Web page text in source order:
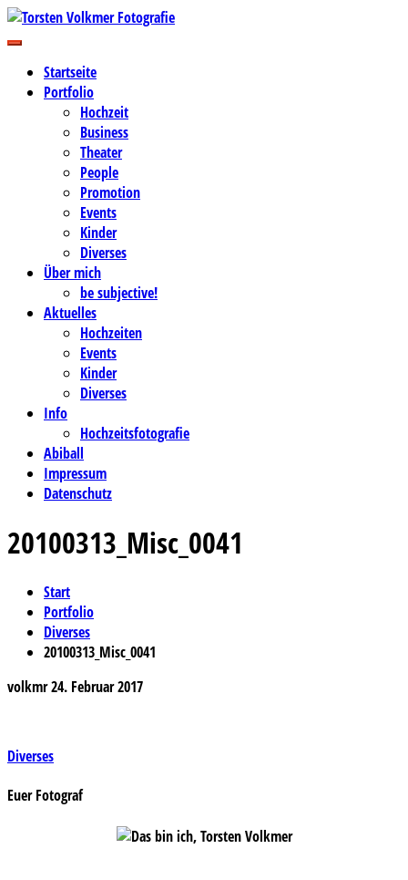
Zum
Inhalt
Torsten Volkmer Fotografie
Business-, Portrait- und Hochzeitsfotografie
Startseite
Portfolio
Hochzeit
Business
Theater
People
Promotion
Events
Kinder
Diverses
Über mich
be subjective!
Aktuelles
Hochzeiten
Events
Kinder
Diverses
Info
Hochzeitsfotografie
Abiball
Impressum
Datenschutz
20100313_Misc_0041
Start
Portfolio
Diverses
20100313_Misc_0041
volkmr24. Februar 2017
Beitragsnavigation
Diverses
Euer Fotograf